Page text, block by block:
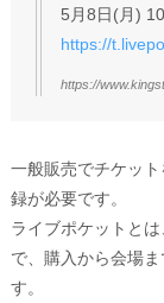
5月8日(月)
https://
https://
一般販売でチケッ
録が必要です。
ライブポケットと
で、購入から会場
す。